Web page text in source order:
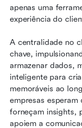
apenas uma
experiência do
A centralidade no
chave,
armazenar dados,
inteligente para
memoráveis ao
empresas esperam
forneçam insights,
apoiem a